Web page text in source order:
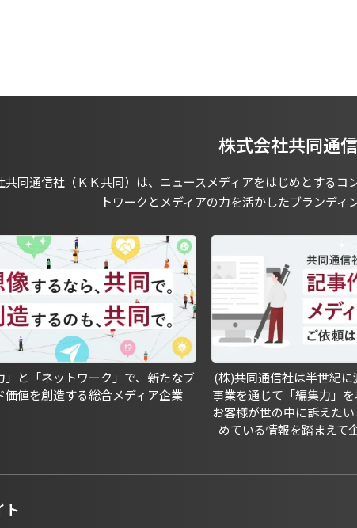
株式会社共同通
共同通信社（ＫＫ共同）は、ニュースメディアをはじめとする
トワークとメディアの力を活かしたブランディ
」と「ネットワーク」で、新たなブ
価値を創造する総合メディア企業
(株)共同通信社は半世紀
事業を通じて「編集力」を
お客様が世の中に訴えた
めている情報を踏まえて
ト